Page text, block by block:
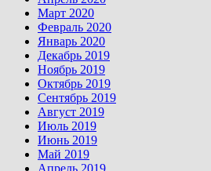
Март 2020
Февраль 2020
Январь 2020
Декабрь 2019
Ноябрь 2019
Октябрь 2019
Сентябрь 2019
Август 2019
Июль 2019
Июнь 2019
Май 2019